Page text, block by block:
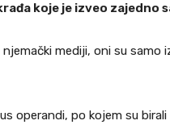
koje je izveo zajedno
njemački mediji, oni su
operandi, po kojem su